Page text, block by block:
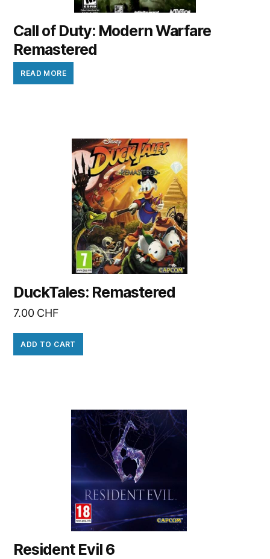
Call of Duty: Modern Warfare
Remastered
READ MORE
DuckTales: Remastered
7.00 CHF
ADD TO CART
Resident Evil 6